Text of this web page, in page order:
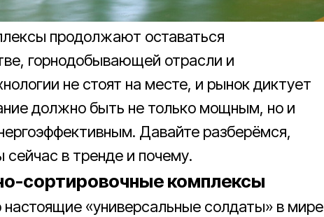
продолжают оставаться
горнодобывающей отрасли и
не стоят на месте, и рынок диктует
должно быть не только мощным, но и
Давайте разберёмся,
в тренде и почему.
сортировочные комплексы
«универсальные солдаты» в мире